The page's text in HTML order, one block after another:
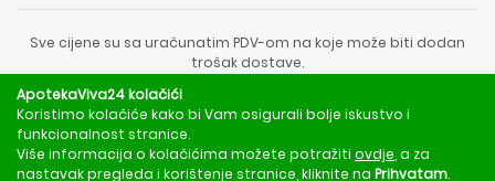
Sve cijene su sa uračunatim PDV-om na koje može biti dodan
trošak dostave.
liječnički pregled ili savjet farmaceuta.
Za obavijesti o mjerama opreza, rizicima i nuspojavama
obratite se svom liječniku ili farmaceutu.
ApotekaViva24 kolačići
Koristimo kolačiće kako bi Vam osigurali bolje iskustvo i
funkcionalnost stranice.
Više informacija o kolačićima možete potražiti ovdje , a za
nastavak pregleda i korištenje stranice, kliknite na Prihvatam.